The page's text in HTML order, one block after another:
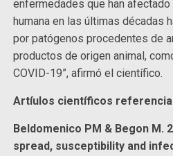
enfermedades que han afectado
humana en las últimas décadas
por patógenos procedentes de
productos de origen animal,
COVID-19”, afirmó el científico.
Artíulos científicos
Beldomenico PM & Begon M.
spread, susceptibility and